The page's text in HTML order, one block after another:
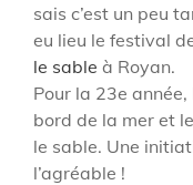
sais c’est un peu
eu lieu le festival
le sable à Royan.
Pour la 23e
bord de la mer et
le sable. Une
l’agréable !